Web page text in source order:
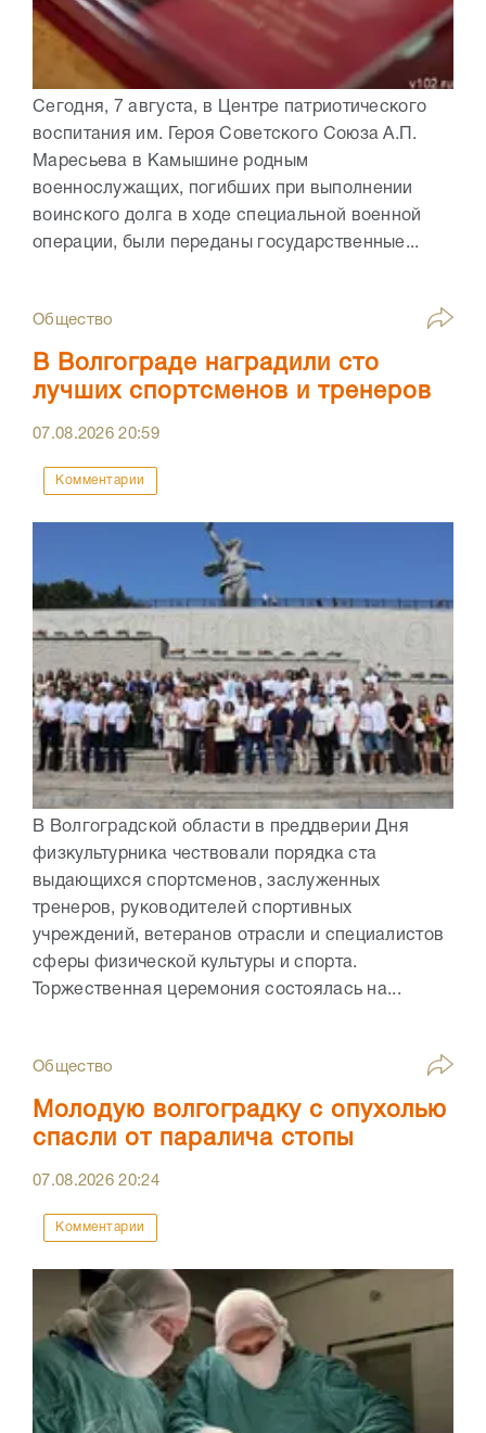
Сегодня, 7 августа, в Центре патриотического
воспитания им. Героя Советского Союза А.П.
Маресьева в Камышине родным
военнослужащих, погибших при выполнении
воинского долга в ходе специальной военной
операции, были переданы государственные...
Общество
В Волгограде наградили сто
лучших спортсменов и тренеров
07.08.202620:59
Комментарии
В Волгоградской области в преддверии Дня
физкультурника чествовали порядка ста
выдающихся спортсменов, заслуженных
тренеров, руководителей спортивных
учреждений, ветеранов отрасли и специалистов
сферы физической культуры и спорта.
Торжественная церемония состоялась на...
Общество
Молодую волгоградку с опухолью
спасли от паралича стопы
07.08.202620:24
Комментарии